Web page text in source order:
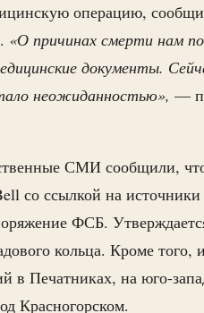
операцию,
«О причинах смерти нам
документы.
неожиданностью», —
СМИ сообщили,
со ссылкой на
ФСБ.
кольца. Кроме
Печатниках, на юго-
Красногорском.